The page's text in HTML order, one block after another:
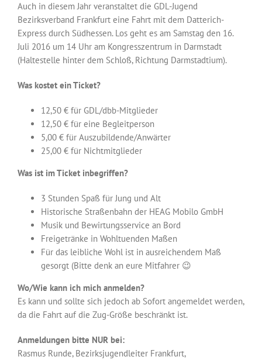
Auch in diesem Jahr veranstaltet die GDL-Jugend
Bezirksverband Frankfurt eine Fahrt mit dem Datterich-
Express durch Südhessen. Los geht es am Samstag den 16.
Juli 2016 um 14 Uhr am Kongresszentrum in Darmstadt
(Haltestelle hinter dem Schloß, Richtung Darmstadtium).
Was kostet ein Ticket?
12,50 € für GDL/dbb-Mitglieder
12,50 € für eine Begleitperson
5,00 € für Auszubildende/Anwärter
25,00 € für Nichtmitglieder
Was ist im Ticket inbegriffen?
3 Stunden Spaß für Jung und Alt
Historische Straßenbahn der HEAG Mobilo GmbH
Musik und Bewirtungsservice an Bord
Freigetränke in Wohltuenden Maßen
Für das leibliche Wohl ist in ausreichendem Maß
gesorgt (Bitte denk an eure Mitfahrer 😉
Wo/Wie kann ich mich anmelden?
Es kann und sollte sich jedoch ab Sofort angemeldet werden,
da die Fahrt auf die Zug-Größe beschränkt ist.
Anmeldungen bitte NUR bei:
Rasmus Runde, Bezirksjugendleiter Frankfurt,